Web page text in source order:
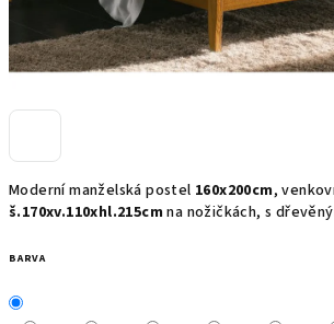
Moderní manželská postel 160x200cm,
š.170xv.110xhl.215cm na nožičkách, s
BARVA